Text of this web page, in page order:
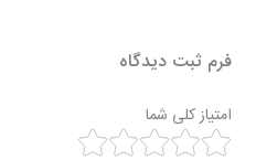
فرم ثبت دیدگاه
امتیاز کلی شما